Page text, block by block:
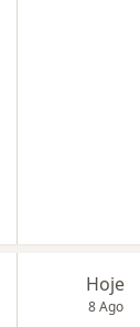
Hoje
8 Ago